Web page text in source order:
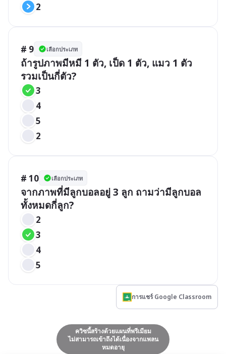
2
# 9 เลือกประเภท
ถ้ารูปภาพมีหมี 1 ตัว, เป็ด 1 ตัว, แมว 1 ตัว
รวมเป็นกี่ตัว?
3
4
5
2
# 10 เลือกประเภท
จากภาพที่มีลูกบอลอยู่ 3 ลูก ถามว่ามีลูกบอล
ทั้งหมดกี่ลูก?
2
3
4
5
การแชร์ Google Classroom
ควิซนี้สร้างด้วยแผนที่พรีเมียม
ไม่สามารถเข้าถึงได้เนื่องจากแพลน
หมดอายุ